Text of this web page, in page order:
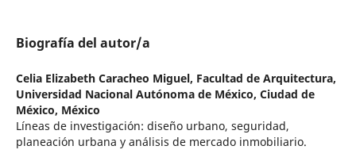
Biografía del autor/a
Celia Elizabeth Caracheo Miguel, Facultad de Arquitectura,
Universidad Nacional Autónoma de México, Ciudad de
México, México
Líneas de investigación: diseño urbano, seguridad,
planeación urbana y análisis de mercado inmobiliario.